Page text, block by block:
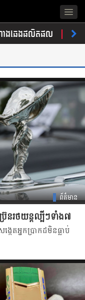
ងឆេងផលិតផល ចំណ
ព័ត៌មាន
នរថយន្តល្បីៗទាំង៧
េតអ្នកប្រាកដមិនធ្លាប់